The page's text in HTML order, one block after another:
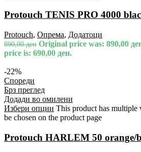
Protouch TENIS PRO 4000
Protouch, Опрема, Додатоци
890,00ден Original price was: 890,00
price is: 690,00 ден.
-22%
Спореди
Брз преглед
Додади во омилени
Избери опции This product has multiple
be chosen on the product page
Protouch HARLEM 50 orange/